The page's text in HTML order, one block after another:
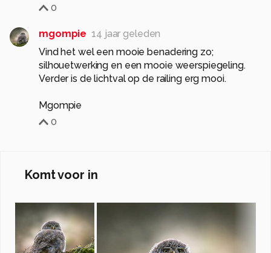
0
mgompie 14 jaar geleden
Vind het wel een mooie benadering zo;
silhouetwerking en een mooie weerspiegeling.
Verder is de lichtval op de railing erg mooi.
Mgompie
0
Komt voor in